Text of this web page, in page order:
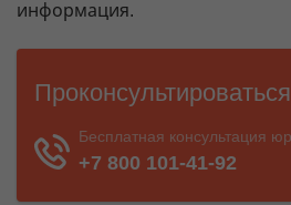
информация.